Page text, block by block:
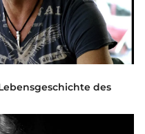
des